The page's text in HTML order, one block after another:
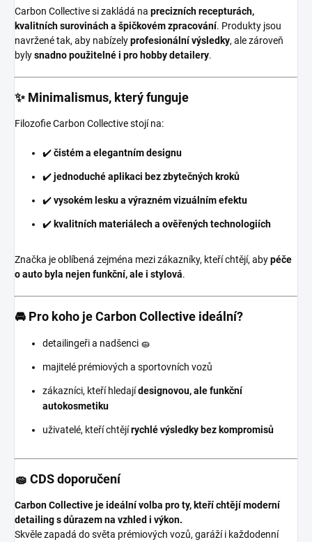
Carbon Collective si zakládá na precizních recepturách,
kvalitních surovinách a špičkovém zpracování. Produkty jsou
navržené tak, aby nabízelyprofesionální výsledky, ale zároveň
bylysnadno použitelné i pro hobby detailery.
✨ Minimalismus, který funguje
Filozofie Carbon Collective stojí na:
✔️čistém a elegantním designu
✔️jednoduché aplikaci bez zbytečných kroků
✔️vysokém lesku a výrazném vizuálním efektu
✔️ kvalitních materiálech a ověřených technologiích
Značka je oblíbená zejména mezi zákazníky, kteří chtějí, abypéče
o auto byla nejen funkční, ale i stylová.
🚘 Pro koho je Carbon Collective ideální?
detailingeři a nadšenci 🧽
majitelé prémiových a sportovních vozů
zákazníci, kteří hledajídesignovou, ale funkční
autokosmetiku
uživatelé, kteří chtějírychlé výsledky bez kompromisů
🧽 CDS doporučení
Carbon Collective je ideální volba pro ty, kteří chtějí moderní
detailing s důrazem na vzhled i výkon.
Skvěle zapadá do světa prémiových vozů, garáží i každodenní